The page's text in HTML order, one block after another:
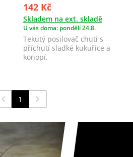
142 Kč
Skladem na ext. skladě
U vás doma: pondělí 24.8.
Tekutý posilovač chuti s
příchutí sladké kukuřice a
konopí.
1